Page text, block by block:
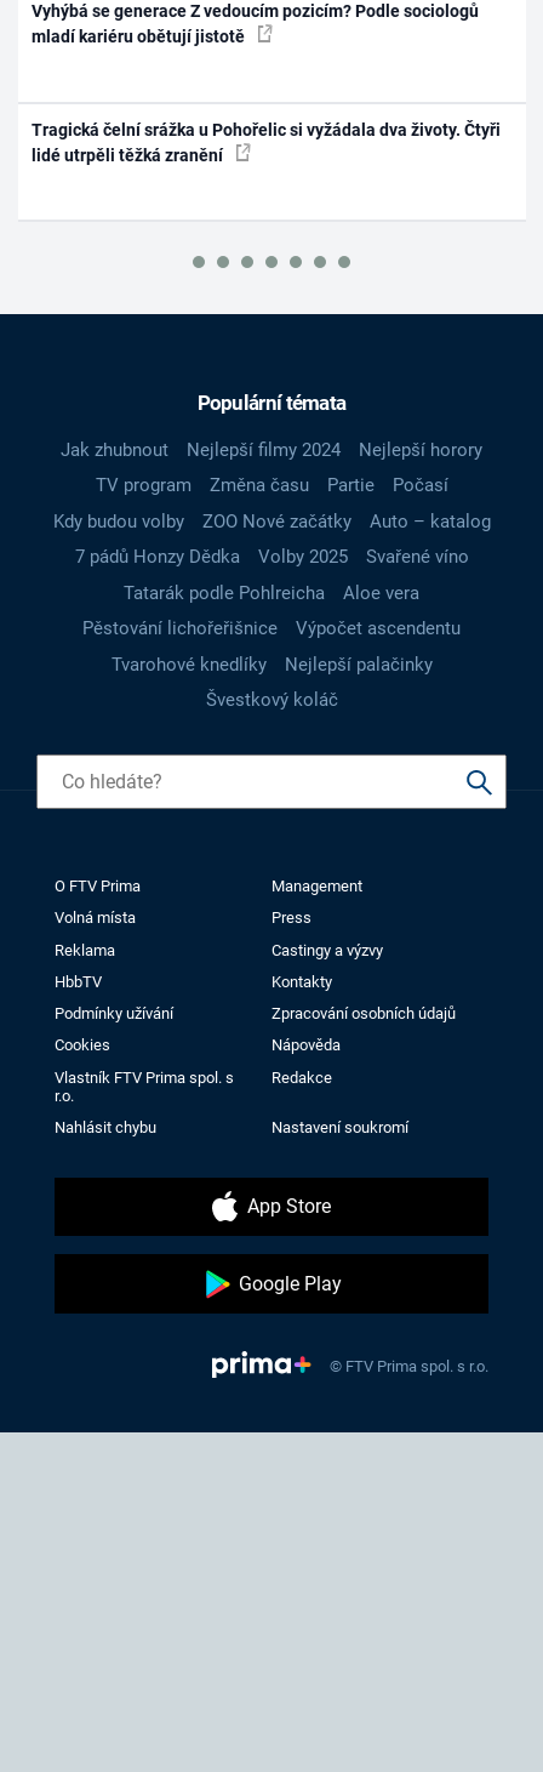
Vyhýbá se generace Z vedoucím pozicím? Podle sociologů
mladí kariéru obětují jistotě
Tragická čelní srážka u Pohořelic si vyžádala dva životy. Čtyři
lidé utrpěli těžká zranění
Populární témata
Jak zhubnout Nejlepší filmy 2024
Nejlepší horory
TV program
Změna času Partie
Počasí
Kdy budou volby
ZOO Nové začátky
Auto – katalog
7 pádů Honzy Dědka
Volby 2025
Svařené víno
Tatarák podle Pohlreicha
Aloe vera
Pěstování lichořeřišnice
Výpočet ascendentu
Tvarohové knedlíky
Nejlepší palačinky
Švestkový koláč
O FTV Prima
Management
Volná místa
Press
Reklama
Castingy a výzvy
HbbTV
Kontakty
Podmínky užívání
Zpracování osobních údajů
Cookies
Nápověda
Vlastník FTV Prima spol. s
r.o.
Redakce
Nahlásit chybu Nastavení soukromí
App Store
Google Play
© FTV Prima spol. s r.o.